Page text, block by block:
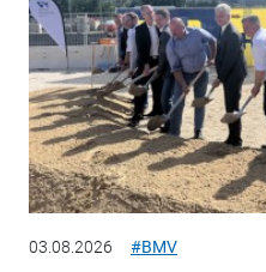
03.08.2026 #BMV